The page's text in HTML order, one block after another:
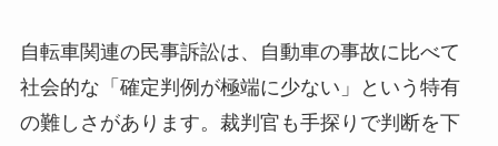
自転車関連の民事訴訟は、自動車の事故に比べて
社会的な「確定判例が極端に少ない」という特有
の難しさがあります。裁判官も手探りで判断を下